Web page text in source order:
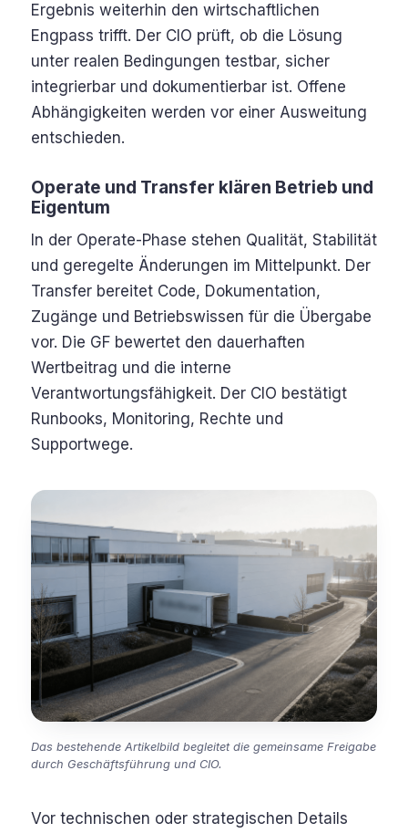
Ergebnis weiterhin den wirtschaftlichen
Engpass trifft. Der CIO prüft, ob die Lösung
unter realen Bedingungen testbar, sicher
integrierbar und dokumentierbar ist. Offene
Abhängigkeiten werden vor einer Ausweitung
entschieden.
Operate und Transfer klären Betrieb und
Eigentum
In der Operate-Phase stehen Qualität, Stabilität
und geregelte Änderungen im Mittelpunkt. Der
Transfer bereitet Code, Dokumentation,
Zugänge und Betriebswissen für die Übergabe
vor. Die GF bewertet den dauerhaften
Wertbeitrag und die interne
Verantwortungsfähigkeit. Der CIO bestätigt
Runbooks, Monitoring, Rechte und
Supportwege.
Das bestehende Artikelbild begleitet die gemeinsame Freigabe
durch Geschäftsführung und CIO.
Vor technischen oder strategischen Details